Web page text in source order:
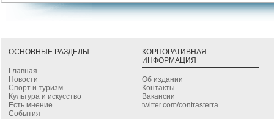
ОСНОВНЫЕ РАЗДЕЛЫ
Главная
Новости
Спорт и туризм
Культура и искусство
Есть мнение
События
КОРПОРАТИВНАЯ
ИНФОРМАЦИЯ
Об издании
Контакты
Вакансии
twitter.com/contrasterra